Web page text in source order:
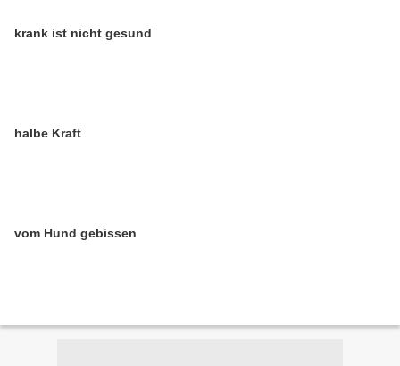
krank ist nicht gesund
halbe Kraft
vom Hund gebissen